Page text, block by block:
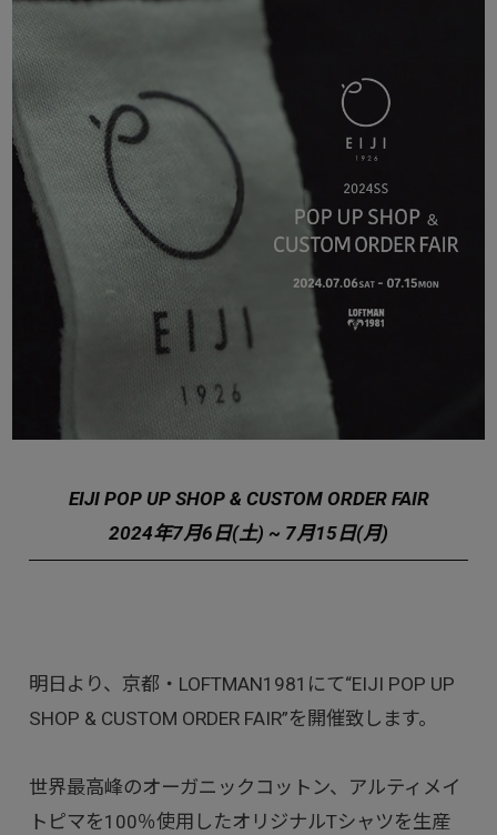
EIJI POP UP SHOP & CUSTOM ORDER FAIR
2024年7月6日(土) ~ 7月15日(月)
明日より、京都・LOFTMAN1981にて“EIJI POP UP
SHOP & CUSTOM ORDER FAIR”を開催致します。
世界最高峰のオーガニックコットン、アルティメイ
トピマを100％使用したオリジナルTシャツを生産